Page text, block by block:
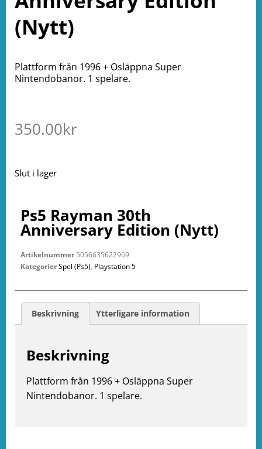
(Nytt)
Plattform från 1996 + Osläppna Super
Nintendobanor. 1 spelare.
350.00kr
Slut i lager
Ps5 Rayman 30th
Anniversary Edition (Nytt)
Artikelnummer 5056635622969
KategorierSpel (Ps5), Playstation 5
Beskrivning Ytterligare information
Beskrivning
Plattform från 1996 + Osläppna Super
Nintendobanor. 1 spelare.